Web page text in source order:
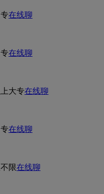
在线聊
在线聊
大专在线聊
在线聊
不限在线聊